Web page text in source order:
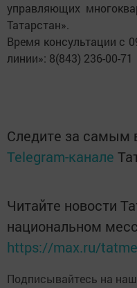
управляющих
Татарстан».
Время консультации с
линии»: 8(843) 236-00-71
Следите за самым
Telegram-канале
Читайте новости
национальном
https://max.ru/
Подписывайтесь на наш